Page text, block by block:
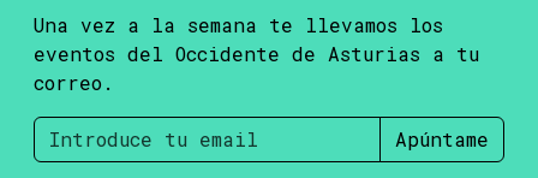
Una vez a la semana te llevamos los
eventos del Occidente de Asturias a tu
correo.
Apúntame